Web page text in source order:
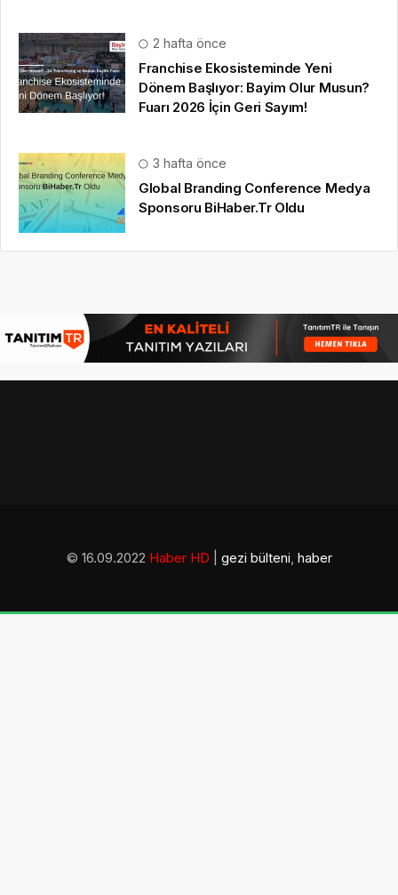
2 hafta önce
Franchise Ekosisteminde Yeni
Dönem Başlıyor: Bayim Olur Musun?
Fuarı 2026 İçin Geri Sayım!
3 hafta önce
Global Branding Conference Medya
Sponsoru BiHaber.Tr Oldu
© 16.09.2022 Haber HD gezi bülteni, haber